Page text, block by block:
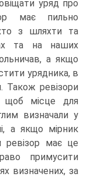
уряд про
має пильно
з шляхти та
та на наших
а якщо
урядника, в
Також ревізори
місце для
визначали у
а якщо мірник
ревізор має це
примусити
визначених, за